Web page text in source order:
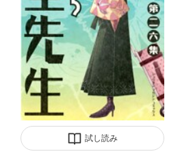
試し読み